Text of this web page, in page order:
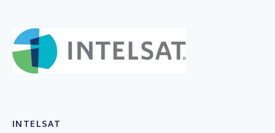
INTELSAT